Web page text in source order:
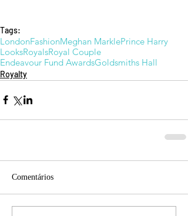
Tags:
LondonFashionMeghan MarklePrince Harry
LooksRoyalsRoyal Couple
Endeavour Fund AwardsGoldsmiths Hall
Royalty
Comentários